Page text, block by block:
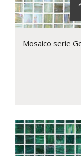
Mosaico serie